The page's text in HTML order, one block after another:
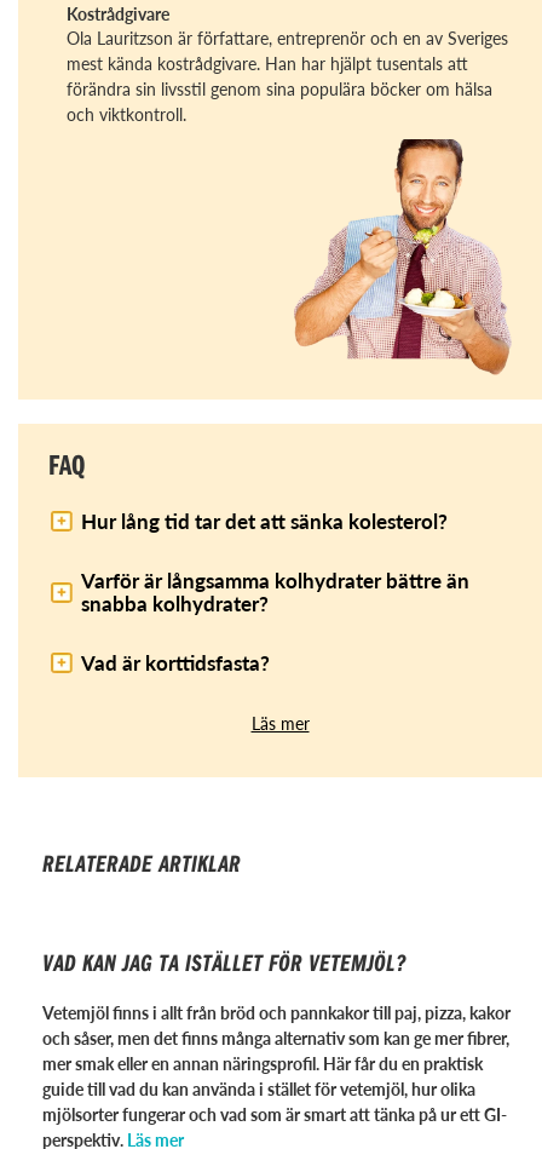
Kostrådgivare
Ola Lauritzson är författare, entreprenör och en av Sveriges
mest kända kostrådgivare. Han har hjälpt tusentals att
förändra sin livsstil genom sina populära böcker om hälsa
och viktkontroll.
FAQ
Hur lång tid tar det att sänka kolesterol?
Varför är långsamma kolhydrater bättre än
snabba kolhydrater?
Vad är korttidsfasta?
Läs mer
RELATERADE ARTIKLAR
VAD KAN JAG TA ISTÄLLET FÖR VETEMJÖL?
Vetemjöl finns i allt från bröd och pannkakor till paj, pizza, kakor
och såser, men det finns många alternativ som kan ge mer fibrer,
mer smak eller en annan näringsprofil. Här får du en praktisk
guide till vad du kan använda i stället för vetemjöl, hur olika
mjölsorter fungerar och vad som är smart att tänka på ur ett GI-
perspektiv. Läs mer